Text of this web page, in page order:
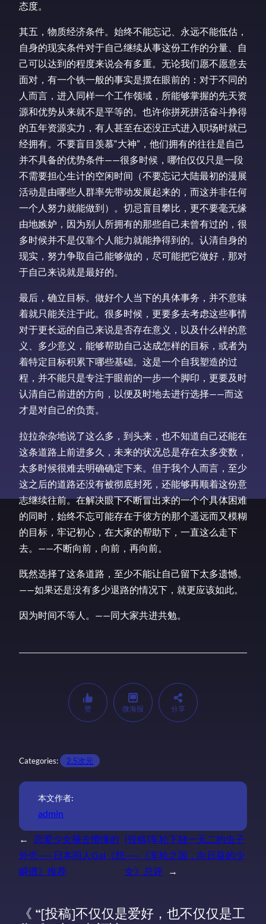
态度。
其五，物质经济条件。始终不能忘记、永远不能低估，
自身的现实条件对于自己继续从事这份工作的分量、自
己可以达到的程度来说会有多重。无论我们愿不愿意去
面对，有一个铁一般的事实是摆在眼前的：对于不同的
人而言，进入同样一个工作领域，所能够掌握的先天资
源和优势从来就不是平等的。也许你拼死拼活奋斗挣得
的五年资源实力，有人甚至在还没正式进入职场时就已
经拥有。不要盲目羡慕“大神”，他们拥有的往往是自己
并不具备的优势条件——很多时候，哪怕仅仅只是一段
不需要担心生计的空闲时间（不要忘记大陆最初的漫展
活动是由哪些人群率先带动发展起来的，而这并非任何
一个人努力就能做到）。切忌盲目攀比，更不要毫无缘
由地嫉妒，因为别人所拥有的那些自己未曾有过的，很
多时候并不是仅靠个人能力就能挣得到的。认清自身的
现实，努力争取自己能够做的，尽可能把它做好，那对
于自己来说就是最好的。
最后，确立目标。做好个人当下的具体事务，并不意味
着就只能关注于此。很多时候，更要多去考虑这些事情
对于更长远的自己来说是否存在意义，以及什么样的意
义、多少意义，能够帮助自己达成怎样的目标，或者为
着特定目标积累下哪些基础。这是一个自我塑造的过
程，并不能只是专注于眼前的一步一个脚印，更要及时
认清自己前进的方向，以便及时地去进行选择——而这
才是对自己的负责。
拉拉杂杂地说了这么多，到头来，也不知道自己还能在
这条道路上前进多久，未来的状况总是存在太多变数，
太多时候很难去明确确定下来。但于我个人而言，至少
这之后的道路还没有被彻底封死，还能够再顺着这份意
志继续往前。在解决眼下不断冒出来的一个个具体困难
的同时，始终不忘可能存在于彼方的那个遥远而又模糊
的目标，牢记初心，在大家的帮助下，一直这么走下
去。——不断向前，向前，再向前。
既然选择了这条道路，至少不能让自己留下太多遗憾。
——如果还是没有多少退路的情况下，就更应该如此。
因为时间不等人。——同大家共进共勉。
赞 微海报 分享
Categories: 2.5次元
本文作者:
admin
←
恋爱少女褪去懵懂的
外壳——日本同人Gal《想
瞬谱》推荐
[投稿]车轮下独一无二的虫子
——《车轮之国，向日葵的少
女》总评
→
《 “[投稿]不仅仅是爱好，也不仅仅是工